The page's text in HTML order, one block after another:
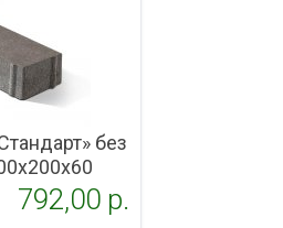
без
792,00 p.